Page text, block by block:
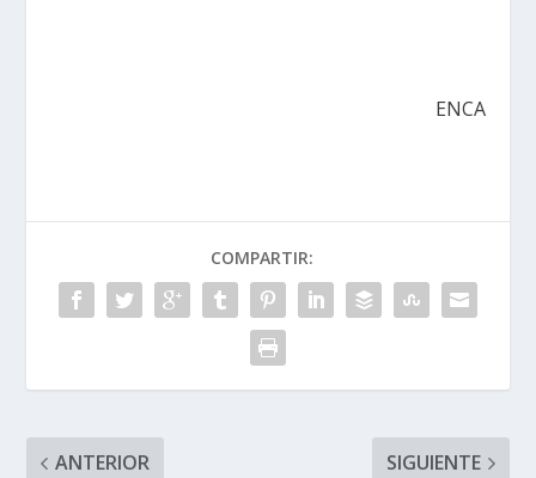
ENCA
COMPARTIR:
ANTERIOR SIGUIENTE